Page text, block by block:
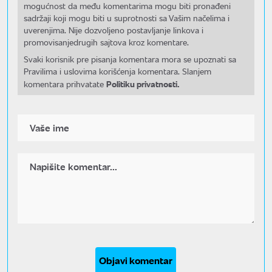
mogućnost da među komentarima mogu biti pronađeni
sadržaji koji mogu biti u suprotnosti sa Vašim načelima i
uverenjima. Nije dozvoljeno postavljanje linkova i
promovisanjedrugih sajtova kroz komentare.
Svaki korisnik pre pisanja komentara mora se upoznati sa
Pravilima i uslovima korišćenja komentara. Slanjem
komentara prihvatate Politiku privatnosti.
Objavi komentar